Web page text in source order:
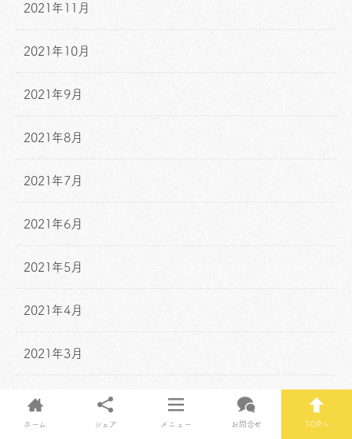
2021年11月
2021年10月
2021年9月
2021年8月
2021年7月
2021年6月
2021年5月
2021年4月
2021年3月
2021年2月
ホーム シェア メニュー お問合せ TOPへ